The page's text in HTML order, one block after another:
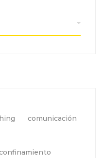
comunicación